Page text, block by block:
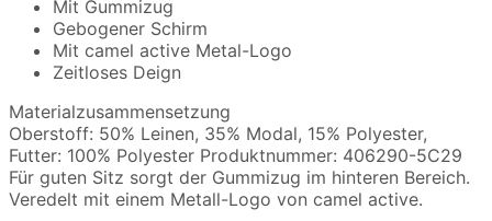
Mit Gummizug
Gebogener Schirm
Mit camel active Metal-Logo
Zeitloses Deign
Materialzusammensetzung
Oberstoff: 50% Leinen, 35% Modal, 15% Polyester,
Futter: 100% Polyester Produktnummer: 406290-5C29
Für guten Sitz sorgt der Gummizug im hinteren Bereich.
Veredelt mit einem Metall-Logo von camel active.